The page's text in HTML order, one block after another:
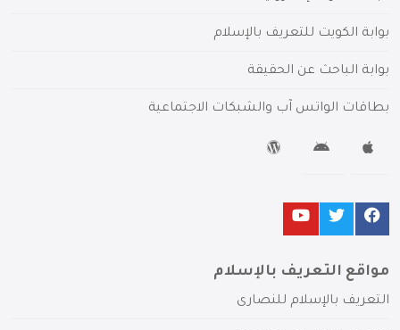
بوابة الكويت للتعريف بالإسلام
بوابة الباحث عن الحقيقة
بطاقات الواتس آب والشبكات الاجتماعية
مواقع التعريف بالإسلام
التعريف بالإسلام للنصارى